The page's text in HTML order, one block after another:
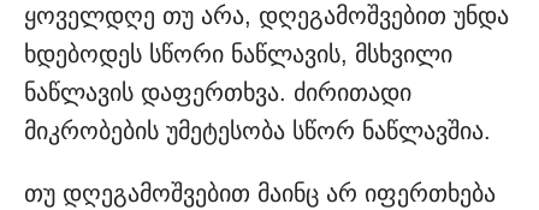
ყოველდღე თუ არა, დღეგამოშვებით უნდა
ხდებოდეს სწორი ნაწლავის, მსხვილი
ნაწლავის დაფერთხვა. ძირითადი
მიკრობების უმეტესობა სწორ ნაწლავშია.
თუ დღეგამოშვებით მაინც არ იფერთხება